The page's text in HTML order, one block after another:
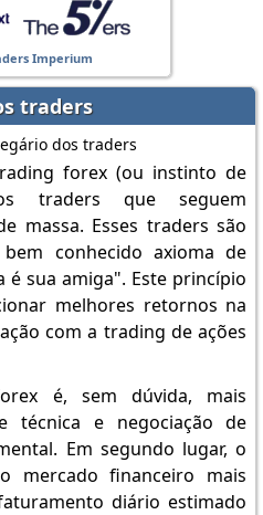
traders
forex (ou instinto de
traders que seguem
massa. Esses traders são
conhecido axioma de
é sua amiga". Este princípio
melhores retornos na
com a trading de ações
é, sem dúvida, mais
técnica e negociação de
Em segundo lugar, o
mercado financeiro mais
diário estimado